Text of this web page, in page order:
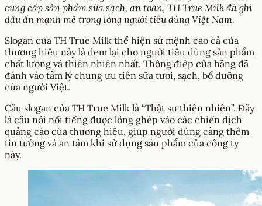
cung cấp sản phẩm sữa sạch, an toàn, TH True Milk đã ghi
dấu ấn mạnh mẽ trong lòng người tiêu dùng Việt Nam.
Slogan của TH True Milk thể hiện sứ mệnh cao cả của
thương hiệu này là đem lại cho người tiêu dùng sản phẩm
chất lượng và thiên nhiên nhất. Thông điệp của hãng đã
đánh vào tâm lý chung ưu tiên sữa tươi, sạch, bổ dưỡng
của người Việt.
Câu slogan của TH True Milk là “Thật sự thiên nhiên”. Đây
là câu nói nổi tiếng được lồng ghép vào các chiến dịch
quảng cáo của thương hiệu, giúp người dùng càng thêm
tin tưởng và an tâm khi sử dụng sản phẩm của công ty
này.